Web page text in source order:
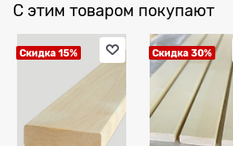
С этим товаром покупают
Скидка 15% Скидка 30%